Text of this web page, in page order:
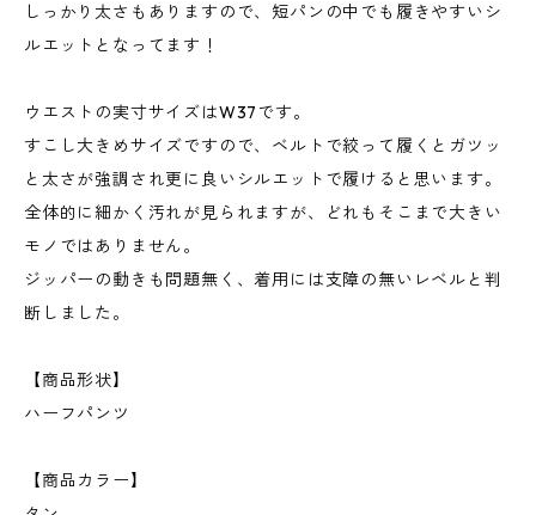
しっかり太さもありますので、短パンの中でも履きやすいシ
ルエットとなってます！
ウエストの実寸サイズはW37です。
すこし大きめサイズですので、ベルトで絞って履くとガツッ
と太さが強調され更に良いシルエットで履けると思います。
全体的に細かく汚れが見られますが、どれもそこまで大きい
モノではありません。
ジッパーの動きも問題無く、着用には支障の無いレベルと判
断しました。
【商品形状】
ハーフパンツ
【商品カラー】